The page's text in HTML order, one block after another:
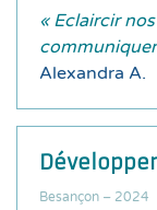
« Eclaircir
Alexandra A.
Besançon – 2024